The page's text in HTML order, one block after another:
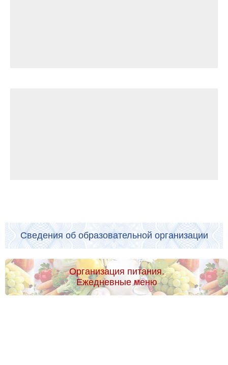
Сведения об образовательной организации
Организация питания.
Ежедневные меню